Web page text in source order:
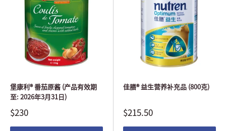
堡康利® 番茄原酱 (产品有效期
至: 2026年3月31日)
$230
佳膳® 益生营养补充品 (800克)
$215.50